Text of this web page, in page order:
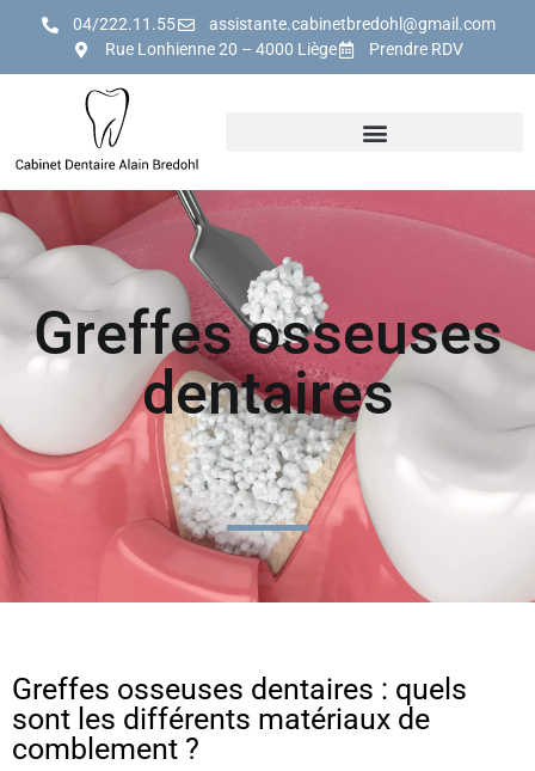
04/222.11.55
assistante.cabinetbredohl@gmail.com
Rue Lonhienne 20 – 4000 Liège
Prendre RDV
Greffes osseuses
dentaires
Greffes osseuses dentaires : quels
sont les différents matériaux de
comblement ?